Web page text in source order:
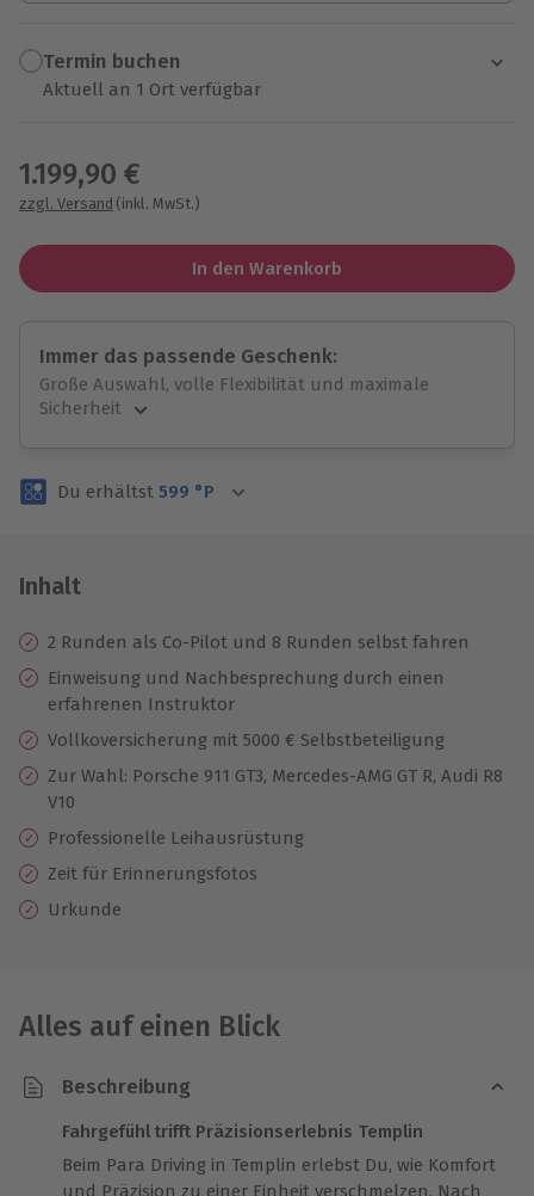
Termin buchen
Aktuell an 1 Ort verfügbar
1.199,90 €
zzgl. Versand (inkl. MwSt.)
In den Warenkorb
Immer das passende Geschenk:
Große Auswahl, volle Flexibilität und maximale
Sicherheit
Volle Flexibilität
3 Jahre gültig & verlängerbar.
Du erhältst 599 °P
Inhalt
2 Runden als Co-Pilot und 8 Runden selbst fahren
Einweisung und Nachbesprechung durch einen
erfahrenen Instruktor
Vollkoversicherung mit 5000 € Selbstbeteiligung
Zur Wahl: Porsche 911 GT3, Mercedes-AMG GT R, Audi R8
V10
Professionelle Leihausrüstung
Zeit für Erinnerungsfotos
Urkunde
Alles auf einen Blick
Beschreibung
Fahrgefühl trifft Präzisionserlebnis Templin
Beim Para Driving in Templin erlebst Du, wie Komfort
und Präzision zu einer Einheit verschmelzen. Nach